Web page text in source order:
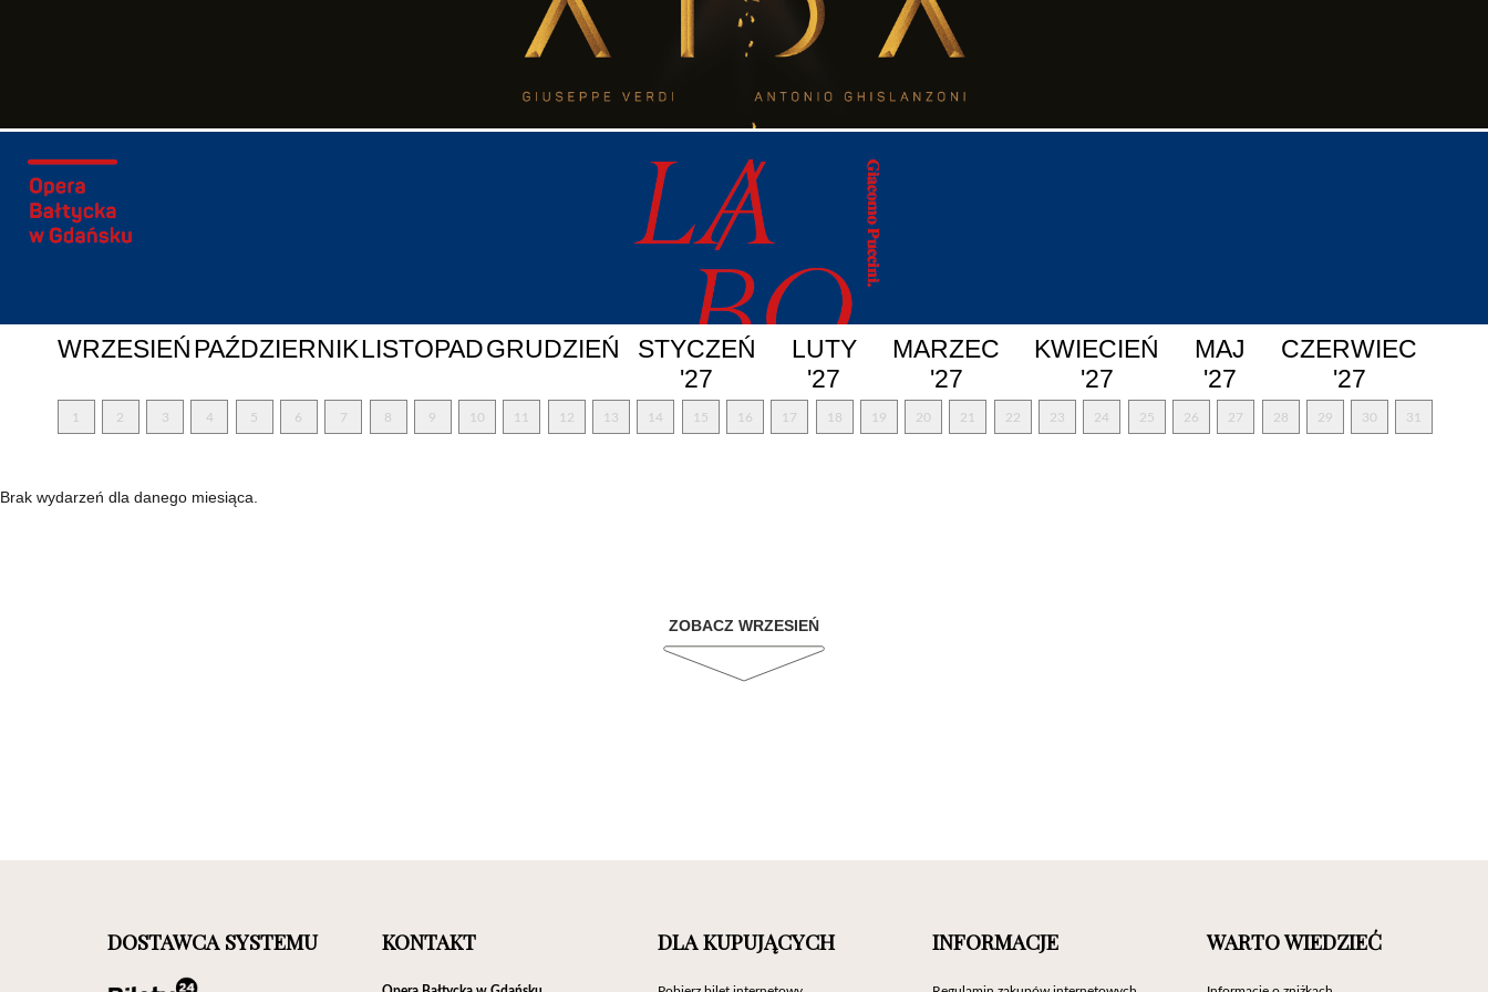
WRZESIEŃPAŹDZIERNIKLISTOPADGRUDZIEŃ
STYCZEŃ
'27
LUTY
'27
MARZEC
'27
KWIECIEŃ
'27
MAJ
'27
CZERWIEC
'27
1 2 3 4 5 6 7 8 9 10 11 12 13 14 15 16 17 18 19 20 21 22 23 24 25 26 27 28 29 30 31
Brak wydarzeń dla danego miesiąca.
ZOBACZ WRZESIEŃ
DOSTAWCA SYSTEMU KONTAKT DLA KUPUJĄCYCH INFORMACJE WARTO WIEDZIEĆ